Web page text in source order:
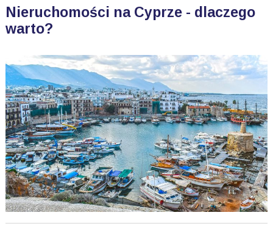
Nieruchomości na Cyprze - dlaczego
warto?